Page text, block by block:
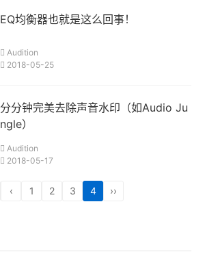
EQ均衡器也就是这么回事！
Audition
2018-05-25
分分钟完美去除声音水印（如Audio Ju
ngle）
Audition
2018-05-17
‹ 1 2 3 4 ››